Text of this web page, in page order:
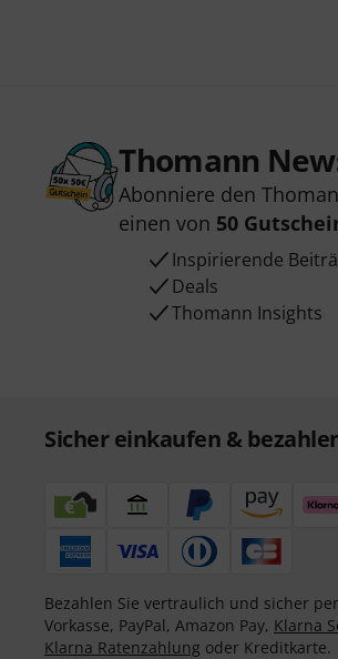
Thomann
Abonniere den
einen von 50
Inspirierende
Deals
Thomann Insights
Sicher einkaufen &
Bezahlen Sie vertraulich und sicher
Vorkasse, PayPal, Amazon Pay, Klarna
Klarna Ratenzahlung oder Kreditkarte.